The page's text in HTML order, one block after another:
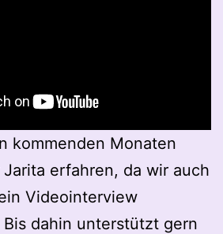
kommenden Monaten
erfahren, da wir auch
Videointerview
dahin unterstützt gern